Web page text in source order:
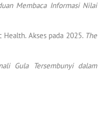
Membaca Informasi Nilai
Health. Akses pada 2025. The
Gula Tersembunyi dalam